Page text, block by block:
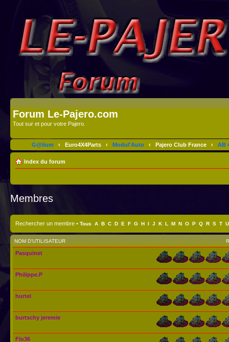
Forum Le-Pajero.com
Tout sur et pour votre Pajero.
G@lium ‹ Euro4X4Parts ‹ Modul'Auto ‹ Pajero Club France ‹ AB
Index du forum
Membres
Rechercher un membre • Tous A B C D E F G H I J K L M N O P Q R S T U
NOM D’UTILISATEUR
Pasquinet
Philippe.P
hurtel
burtschy jeremie
Flo36